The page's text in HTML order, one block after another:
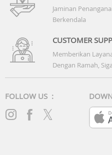
Jaminan
Berkendala
CUSTOMER
Memberikan
Dengan Ramah,
FOLLOW US :